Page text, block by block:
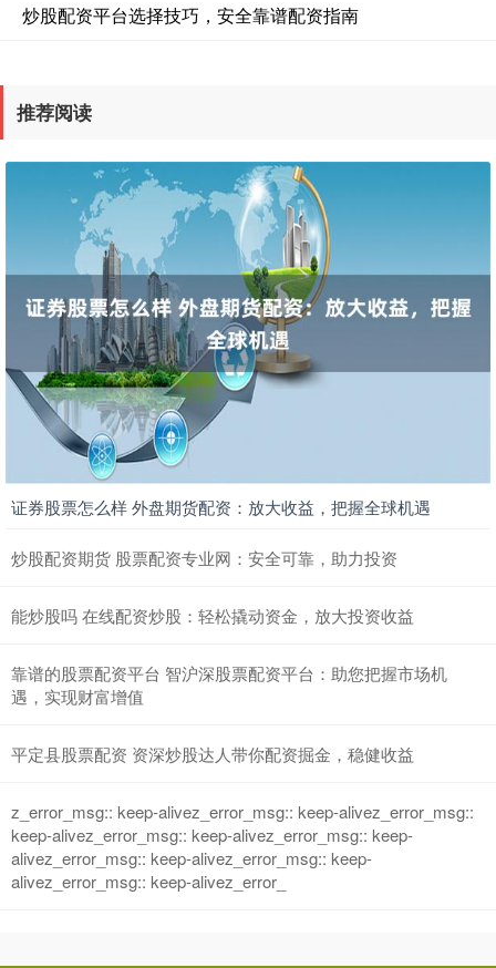
炒股配资平台选择技巧，安全靠谱配资指南
推荐阅读
证券股票怎么样 外盘期货配资：放大收益，把握全球机遇
炒股配资期货 股票配资专业网：安全可靠，助力投资
能炒股吗 在线配资炒股：轻松撬动资金，放大投资收益
靠谱的股票配资平台 智沪深股票配资平台：助您把握市场机
遇，实现财富增值
平定县股票配资 资深炒股达人带你配资掘金，稳健收益
z_error_msg:: keep-alivez_error_msg:: keep-alivez_error_msg::
keep-alivez_error_msg:: keep-alivez_error_msg:: keep-
alivez_error_msg:: keep-alivez_error_msg:: keep-
alivez_error_msg:: keep-alivez_error_